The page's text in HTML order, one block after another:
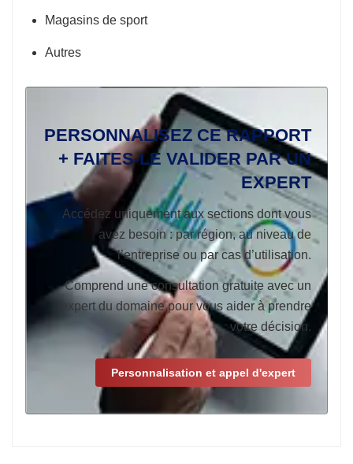
Magasins de sport
Autres
PERSONNALISEZ CE RAPPORT
+ FAITES-LE VALIDER PAR UN
EXPERT
Accédez uniquement aux sections dont vous
avez besoin : par région, au niveau de
l’entreprise ou par cas d’utilisation.
Comprend une consultation gratuite avec un
expert du domaine pour vous aider à prendre
votre décision.
Personnalisation et appel d'expert